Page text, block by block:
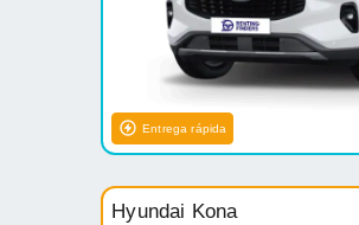
Entrega rápida
Hyundai Kona